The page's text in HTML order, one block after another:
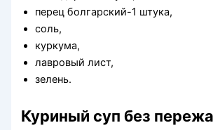
перец болгарский-1 штука,
соль,
куркума,
лавровый лист,
зелень.
Куриный суп без